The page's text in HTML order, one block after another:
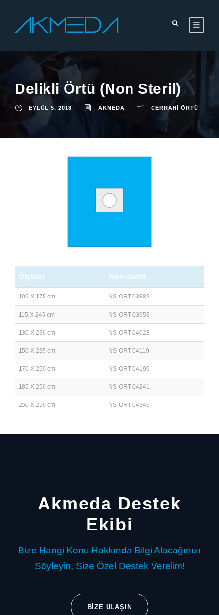
Delikli Örtü (Non Steril)
EYLÜL 5, 2018 AKMEDA CERRAHI ÖRTÜ
Ölçüler Non-Steril
105 X 175 cm NS-ORT-03882
115 X 245 cm NS-ORT-03953
130 X 230 cm NS-ORT-04028
150 X 235 cm NS-ORT-04119
170 X 250 cm NS-ORT-04196
185 X 250 cm NS-ORT-04241
250 X 250 cm NS-ORT-04349
Akmeda Destek
Ekibi
Bize Hangi Konu Hakkında Bilgi Alacağınızı
Söyleyin, Size Özel Destek Verelim!
BIZE ULAŞIN